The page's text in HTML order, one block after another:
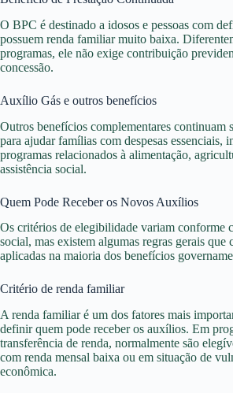
O BPC é destinado a idosos e pessoas com
possuem renda familiar muito baixa.
programas, ele não exige contribuição
concessão.
Auxílio Gás e outros benefícios
Outros benefícios complementares continuam
para ajudar famílias com despesas essenciais,
programas relacionados à alimentação,
assistência social.
Quem Pode Receber os Novos Auxílios
Os critérios de elegibilidade variam conforme
social, mas existem algumas regras gerais que
aplicadas na maioria dos benefícios
Critério de renda familiar
A renda familiar é um dos fatores mais
definir quem pode receber os auxílios. Em
transferência de renda, normalmente são
com renda mensal baixa ou em situação de
econômica.